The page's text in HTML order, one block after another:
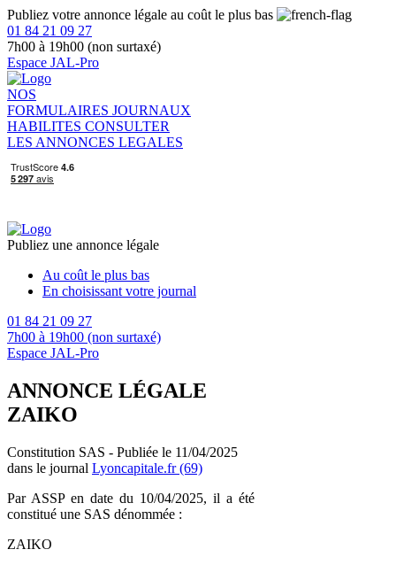
Publiez votre annonce légale au coût le plus bas
01 84 21 09 27
7h00 à 19h00 (non surtaxé)
Espace JAL-Pro
NOS
FORMULAIRES JOURNAUX
HABILITES CONSULTER
LES ANNONCES LEGALES
Publiez une annonce légale
Au coût le plus bas
En choisissant votre journal
01 84 21 09 27
7h00 à 19h00 (non surtaxé)
Espace JAL-Pro
ANNONCE LÉGALE
ZAIKO
Constitution SAS - Publiée le 11/04/2025
dans le journal Lyoncapitale.fr (69)
Par ASSP en date du 10/04/2025, il a été
constitué une SAS dénommée :
ZAIKO